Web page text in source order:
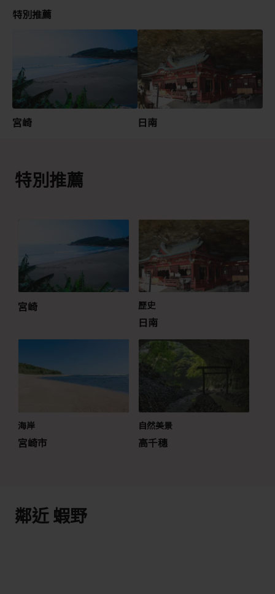
特別推薦
宮崎 日南
特別推薦
宮崎 歷史
日南
海岸
宮崎市
自然美景
高千穗
鄰近 蝦野